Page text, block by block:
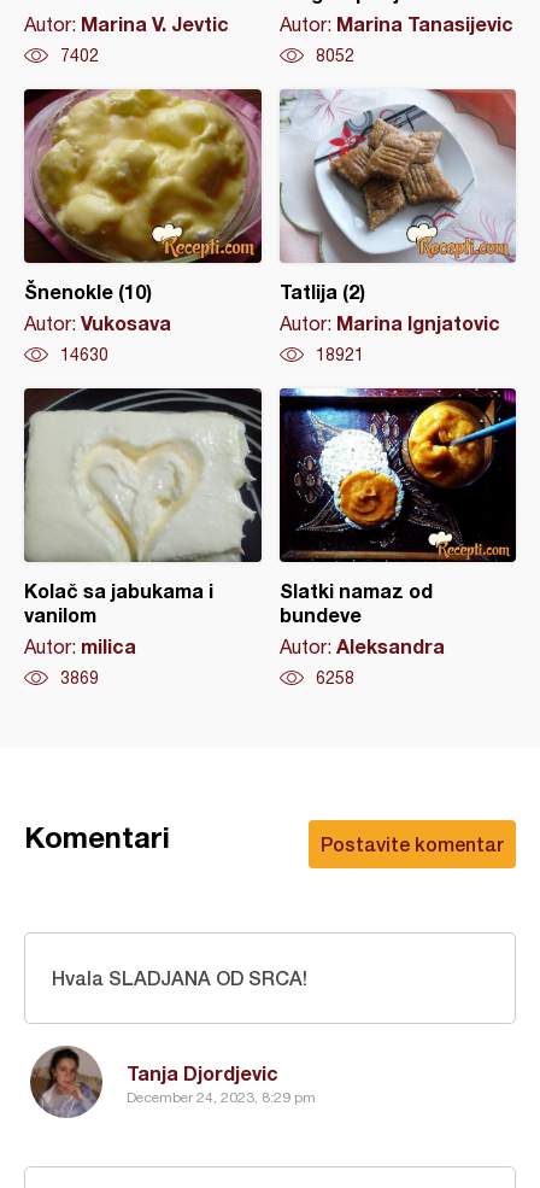
Autor: Marina V. Jevtic
7402
Autor: Marina Tanasijevic
8052
Šnenokle (10)
Autor: Vukosava
14630
Tatlija (2)
Autor: Marina Ignjatovic
18921
Kolač sa jabukama i
vanilom
Autor: milica
3869
Slatki namaz od
bundeve
Autor: Aleksandra
6258
Postavite komentar
Komentari
Tanja Djordjevic
December 24, 2023, 8:29 pm
Hvala SLADJANA OD SRCA!